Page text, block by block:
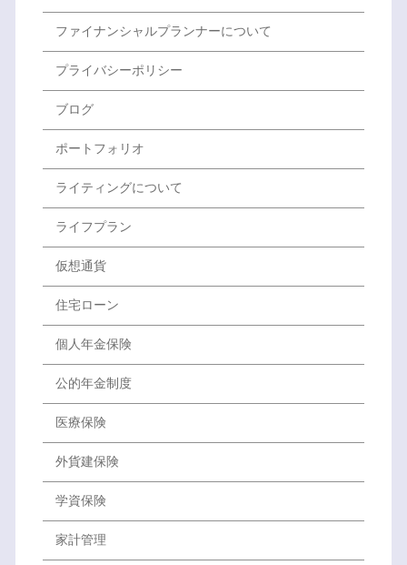
ファイナンシャルプランナーについて
プライバシーポリシー
ブログ
ポートフォリオ
ライティングについて
ライフプラン
仮想通貨
住宅ローン
個人年金保険
公的年金制度
医療保険
外貨建保険
学資保険
家計管理